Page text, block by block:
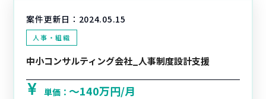
案件更新日： 2024.05.15
人事・組織
中小コンサルティング会社_人事制度設計支援
単価：〜140万円/月